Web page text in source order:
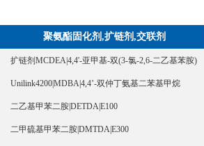
聚氨酯固化剂,扩链剂,交联剂
扩链剂MCDEA|4,4'-亚甲基-双(3-氯-2,6-二乙基苯胺)
Unilink4200|MDBA|4,4’-双仲丁氨基二苯基甲烷
二乙基甲苯二胺|DETDA|E100
二甲硫基甲苯二胺|DMTDA|E300